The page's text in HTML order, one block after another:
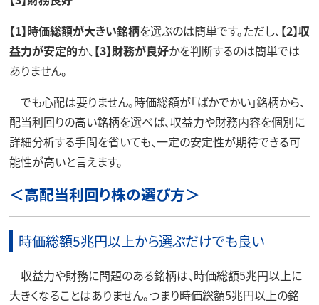
【1】時価総額が大きい銘柄を選ぶのは簡単です。ただし、 【2】収
益力が安定的か、 【3】財務が良好かを判断するのは簡単では
ありません。
でも心配は要りません。時価総額が「ばかでかい」銘柄から、
配当利回りの高い銘柄を選べば、収益力や財務内容を個別に
詳細分析する手間を省いても、一定の安定性が期待できる可
能性が高いと言えます。
＜高配当利回り株の選び方＞
時価総額5兆円以上から選ぶだけでも良い
収益力や財務に問題のある銘柄は、時価総額5兆円以上に
大きくなることはありません。つまり時価総額5兆円以上の銘